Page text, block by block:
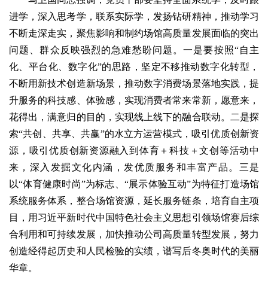
进学，深入思考学，联系实际学，发扬钻研精神，推动学习
不断走深走实，聚焦影响和制约场馆高质量发展面临的突出
问题、群众反映强烈的急难愁盼问题。一是要按照“自主
化、平台化、数字化”的思路，坚定不移推动数字化转型，
不断用新技术创造新场景，推动数字消费场景落地实践，提
升服务的科技感、体验感，实现消费者常来常新，愿意来，
花得出，满意归的目的，实现线上线下的融合联动。二是探
索“共创、共享、共赢”的水立方运营模式，吸引优质创新资
源，吸引优质创新资源融入到体育＋科技＋文创等活动中
来，深入发掘文化内涵，发优质服务和丰富产品。三是
以“体育健康时尚”为标志、“展示体验互动”为特征打造场馆
系统服务体系，整合场馆资源，延长服务链条，培育自主项
目，用习近平新时代中国特色社会主义思想引领场馆赛后综
合利用和可持续发展，加快推动公司高质量转型发展，努力
创造经得起历史和人民检验的实绩，谱写后冬奥时代的美丽
华章。